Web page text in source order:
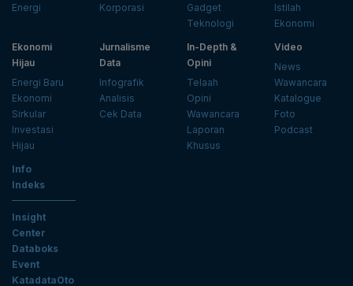
Energi
Korporasi
Gadget
Teknologi
Istilah
Ekonomi
Ekonomi
Hijau
Energi Baru
Ekonomi
Sirkular
Investasi
Hijau
Jurnalisme
Data
Infografik
Analisis
Cek Data
In-Depth &
Opini
Telaah
Opini
Wawancara
Laporan
Khusus
Video
News
Wawancara
Katalogue
Foto
Podcast
Info
Indeks
Insight
Center
Databoks
Event
KatadataOto